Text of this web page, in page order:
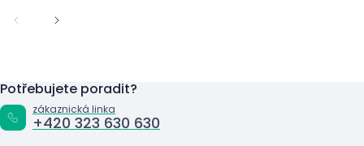
Potřebujete poradit?
zákaznická linka
+420 323 630 630